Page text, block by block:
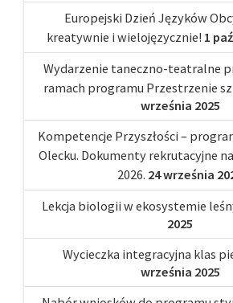
Europejski Dzień Języków
kreatywnie i wielojęzycznie! 1
Wydarzenie taneczno-teatralne
ramach programu Przestrzenie
września 2025
Kompetencje Przyszłości –
Olecku. Dokumenty rekrutacyjne
2026. 24 września
Lekcja biologii w ekosystemie
2025
Wycieczka integracyjna klas
września 2025